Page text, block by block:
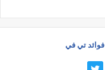
فوائد تي في